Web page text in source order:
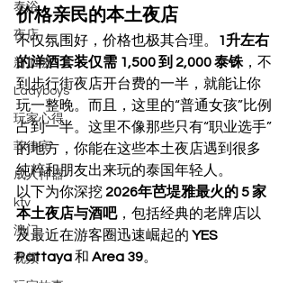
泰浴
夜店
新加坡
Ladyboys
玩家心得
菲律宾
成人神器
ktv
澳门
视频
价格亲民的本土夜店
不仅氛围好，价格也极其合理。
1升左右
的洋酒套装仅需 1,500 到 2,000 泰铢 ，不
到步行街夜店开台费的一半，就能让你
玩一整晚。而且，这里的“普通女孩”比例
占到一半。这里不像那些只有“职业选手”
的地方，你能在这些本土夜店遇到很多
纯粹和朋友出来玩的泰国年轻人。
以下为你深挖 2026年芭堤雅最火的 5 家
本土夜店与酒吧，包括经典的老牌店以
及最近在游客圈迅速崛起的 YES
Pattaya 和 Area 39。